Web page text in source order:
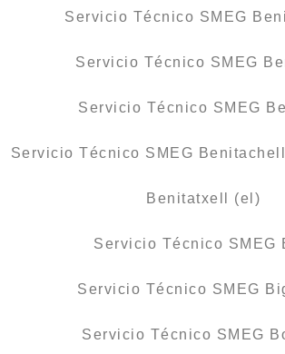
Servicio Técnico SMEG
Servicio Técnico SMEG
Servicio Técnico SMEG
Servicio Técnico SMEG
Benitatxell (el)
Servicio Técnico SMEG
Servicio Técnico SMEG
Servicio Técnico SMEG